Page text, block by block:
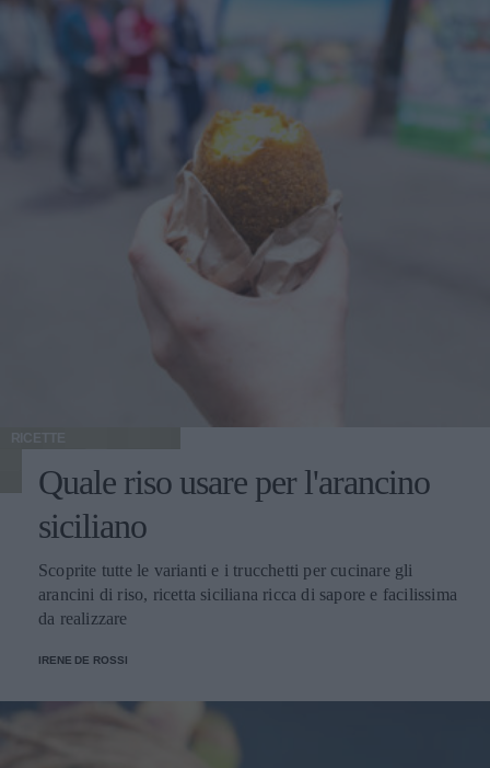
RICETTE
Quale riso usare per l'arancino
siciliano
Scoprite tutte le varianti e i trucchetti per cucinare gli
arancini di riso, ricetta siciliana ricca di sapore e facilissima
da realizzare
IRENE DE ROSSI